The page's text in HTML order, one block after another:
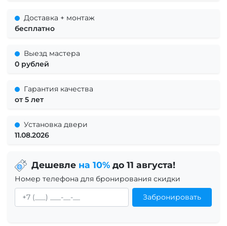
Доставка + монтаж
бесплатно
Выезд мастера
0 рублей
Гарантия качества
от 5 лет
Установка двери
11.08.2026
Дешевле на 10%до 11 августа!
Номер телефона для бронирования скидки
Забронировать